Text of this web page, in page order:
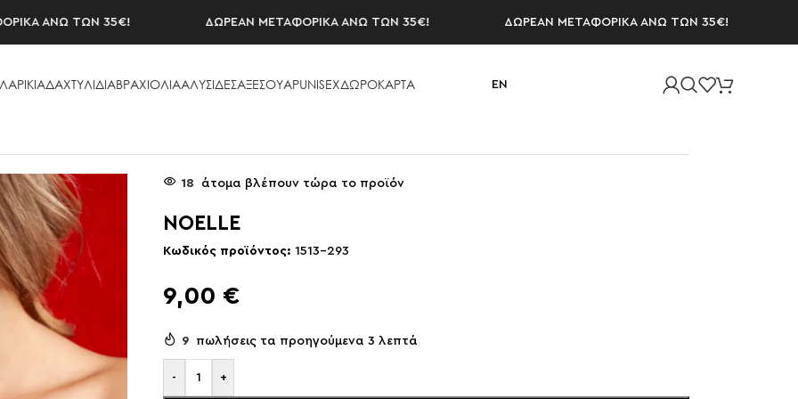
ΑΝΩ ΤΩΝ 35€! ΔΩΡΕΑΝ ΜΕΤΑΦΟΡΙΚΑ ΑΝΩ ΤΩΝ 35€! ΔΩΡΕΑΝ ΜΕΤΑΦΟΡΙΚΑ ΑΝΩ ΤΩΝ 35€!
ΔΑΧΤΥΛΙΔΙΑΒΡΑΧΙΟΛΙΑΑΛΥΣΙΔΕΣΑΞΕΣΟΥAΡUNISEXΔΩΡΟΚΑΡΤΑ EN
18 άτομα βλέπουν τώρα το προϊόν
NOELLE
Κωδικός προϊόντος: 1513-293
9,00 €
9 πωλήσεις τα προηγούμενα 3 λεπτά
- +